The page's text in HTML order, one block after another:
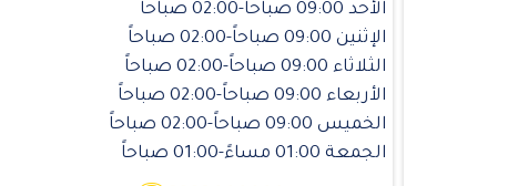
الأحد 09:00 صباحاً-02:00 صباحاً
الإثنين 09:00 صباحاً-02:00 صباحاً
الثلاثاء 09:00 صباحاً-02:00 صباحاً
الأربعاء 09:00 صباحاً-02:00 صباحاً
الخميس 09:00 صباحاً-02:00 صباحاً
الجمعة 01:00 مساءً-01:00 صباحاً